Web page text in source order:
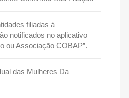
filiadas à
notificados no aplicativo
ou Associação COBAP”.
das Mulheres Da